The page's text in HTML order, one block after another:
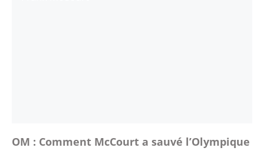
OM : Comment McCourt a sauvé l’Olympique